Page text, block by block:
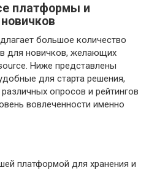
платформы и
большое количество
для новичков, желающих
Ниже представлены
для старта решения,
опросов и рейтингов
вовлеченности именно
платформой для хранения и